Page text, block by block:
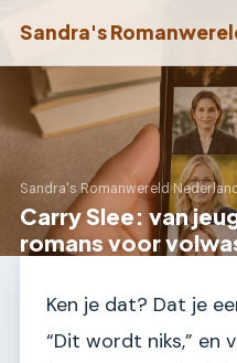
Sandra's
Sandra's Romanwereld›
Carry Slee: van
romans voor
Ken je dat? Dat je
“Dit wordt niks,” en